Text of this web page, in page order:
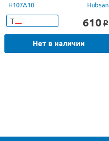
H107A10 Hubsan
Т 610 o
Нет в наличии